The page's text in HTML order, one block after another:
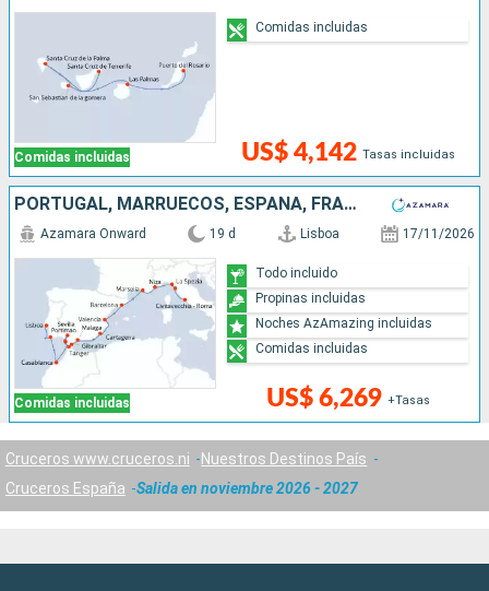
Comidas incluidas US$ 4,142 Tasas incluidas
Comidas incluidas
PORTUGAL, MARRUECOS, ESPAÑA, FRANCIA, ITALIA
Comidas incluidas
Azamara Onward 19 d Lisboa 17/11/2026
US$ 6,269 +Tasas
Todo incluido
Propinas incluidas
Noches AzAmazing incluidas
Comidas incluidas
Cruceros www.cruceros.ni
Nuestros Destinos País
Cruceros España
Salida en noviembre 2026 - 2027